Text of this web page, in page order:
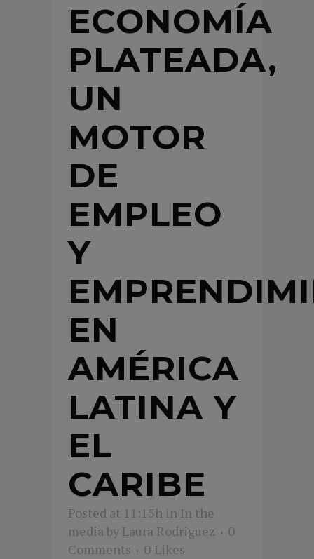
ECONOMÍA
PLATEADA,
UN
MOTOR
DE
EMPLEO
Y
EN
AMÉRICA
LATINA Y
EL
CARIBE
Posted at 11:15h in In the
media by Laura Rodriguez
0
Comments
0 Likes